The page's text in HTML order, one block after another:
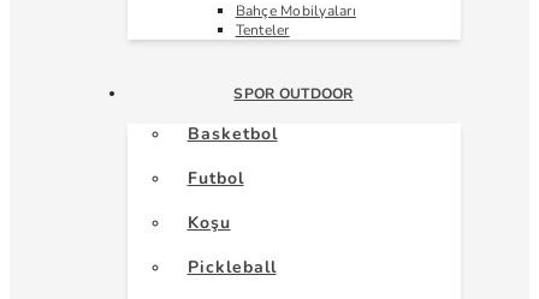
Bahçe Mobilyaları
Tenteler
SPOR OUTDOOR
Basketbol
Futbol
Koşu
Pickleball